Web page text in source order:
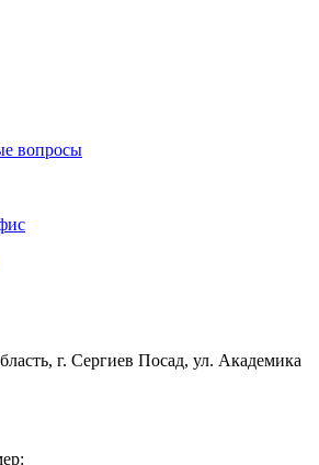
вопросы
г. Сергиев Посад, ул. Академика